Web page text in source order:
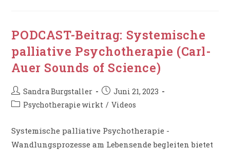
Menschen
Am
PODCAST-Beitrag: Systemische
palliative Psychotherapie (Carl-
Auer Sounds of Science)
Beitrags-
Autor:
Sandra Burgstaller
Beitrag
veröffentlicht:
Juni 21, 2023
Beitrags-
Psychotherapie wirkt / Videos
Systemische palliative Psychotherapie -
Wandlungsprozesse am Lebensende begleiten bietet